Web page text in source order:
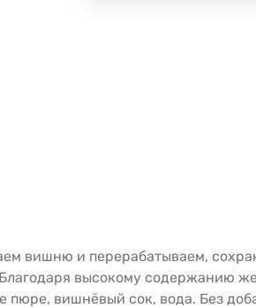
вишню и перерабатываем,
высокому содержанию
вишнёвый сок, вода. Без